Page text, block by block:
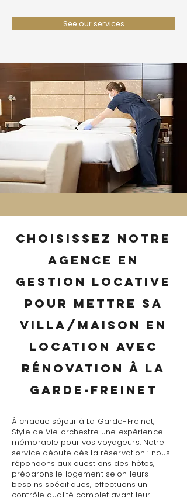
See our services
Choisissez notre
agence en
gestion locative
pour mettre sa
villa/maison en
location avec
rénovation à La
Garde-Freinet
À chaque séjour à La Garde-Freinet,
Style de Vie orchestre une expérience
mémorable pour vos voyageurs. Notre
service débute dès la réservation : nous
répondons aux questions des hôtes,
préparons le logement selon leurs
besoins spécifiques, effectuons un